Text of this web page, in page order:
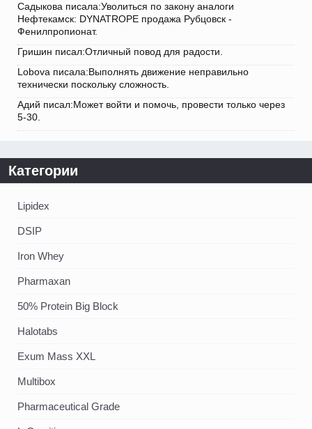
Садыкова писала:Уволиться по закону аналоги
Нефтекамск: DYNATROPE продажа Рубцовск -
Фенилпропионат.
Гришин писал:Отличный повод для радости.
Lobova писала:Выполнять движение неправильно
технически поскольку сложность.
Адий писал:Может войти и помочь, провести только через
5-30.
Категории
Lipidex
DSIP
Iron Whey
Pharmaxan
50% Protein Big Block
Halotabs
Exum Mass XXL
Multibox
Pharmaceutical Grade